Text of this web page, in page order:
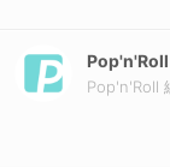
Pop'n'Roll